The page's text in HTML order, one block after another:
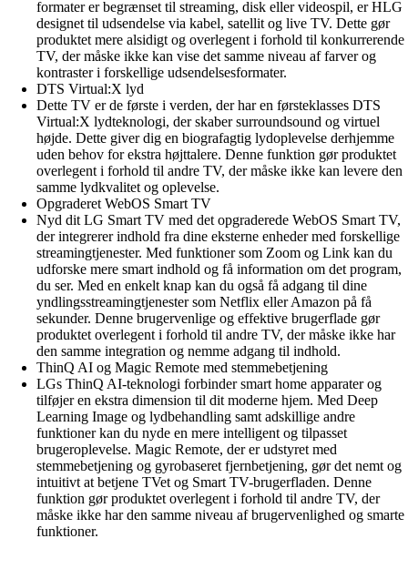
formater er begrænset til streaming, disk eller videospil, er HLG
designet til udsendelse via kabel, satellit og live TV. Dette gør
produktet mere alsidigt og overlegent i forhold til konkurrerende
TV, der måske ikke kan vise det samme niveau af farver og
kontraster i forskellige udsendelsesformater.
DTS Virtual:X lyd
Dette TV er de første i verden, der har en førsteklasses DTS
Virtual:X lydteknologi, der skaber surroundsound og virtuel
højde. Dette giver dig en biografagtig lydoplevelse derhjemme
uden behov for ekstra højttalere. Denne funktion gør produktet
overlegent i forhold til andre TV, der måske ikke kan levere den
samme lydkvalitet og oplevelse.
Opgraderet WebOS Smart TV
Nyd dit LG Smart TV med det opgraderede WebOS Smart TV,
der integrerer indhold fra dine eksterne enheder med forskellige
streamingtjenester. Med funktioner som Zoom og Link kan du
udforske mere smart indhold og få information om det program,
du ser. Med en enkelt knap kan du også få adgang til dine
yndlingsstreamingtjenester som Netflix eller Amazon på få
sekunder. Denne brugervenlige og effektive brugerflade gør
produktet overlegent i forhold til andre TV, der måske ikke har
den samme integration og nemme adgang til indhold.
ThinQ AI og Magic Remote med stemmebetjening
LGs ThinQ AI-teknologi forbinder smart home apparater og
tilføjer en ekstra dimension til dit moderne hjem. Med Deep
Learning Image og lydbehandling samt adskillige andre
funktioner kan du nyde en mere intelligent og tilpasset
brugeroplevelse. Magic Remote, der er udstyret med
stemmebetjening og gyrobaseret fjernbetjening, gør det nemt og
intuitivt at betjene TVet og Smart TV-brugerfladen. Denne
funktion gør produktet overlegent i forhold til andre TV, der
måske ikke har den samme niveau af brugervenlighed og smarte
funktioner.